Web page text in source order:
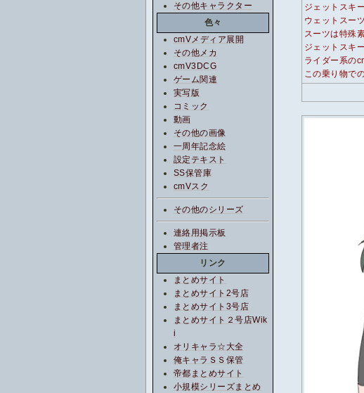
ジェットスキ
ウェットスー
スーツは特殊
ジェットスキ
ライダー系の
この乗り物で
その他キャラクター
色々
cmVメディア展開
その他メカ
cmV3DCG
ゲーム関連
実写版
コミック
動画
その他の画像
一周年記念絵
設定テキスト
SS保管庫
cmVスク
その他のシリーズ
連絡用掲示板
管理者注
リンク
まとめサイト
まとめサイト2号店
まとめサイト3号店
まとめサイト２号店Wik
i
オリキャラ☆大全
俺キャラＳＳ保管
帝都まとめサイト
小規模シリーズまとめ